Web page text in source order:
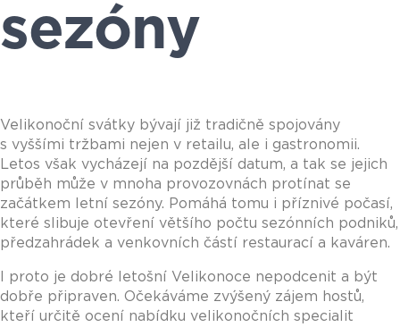
sezóny
Velikonoční svátky bývají již tradičně spojovány
s vyššími tržbami nejen v retailu, ale i gastronomii.
Letos však vycházejí na pozdější datum, a tak se jejich
průběh může v mnoha provozovnách protínat se
začátkem letní sezóny. Pomáhá tomu i příznivé počasí,
které slibuje otevření většího počtu sezónních podniků,
předzahrádek a venkovních částí restaurací a kaváren.
I proto je dobré letošní Velikonoce nepodcenit a být
dobře připraven. Očekáváme zvýšený zájem hostů,
kteří určitě ocení nabídku velikonočních specialit